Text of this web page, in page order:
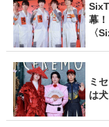
幕
〈
ミ
は